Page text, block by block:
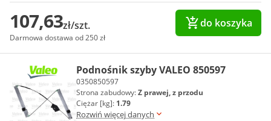
107,63zł/szt.
Darmowa dostawa od 250 zł
do koszyka
Podnośnik szyby VALEO 850597
0350850597
Strona zabudowy:Z prawej, z przodu
Ciężar [kg]: 1.79
Rozwiń więcej danych